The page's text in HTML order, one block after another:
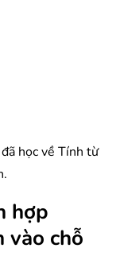
học về Tính từ
hợp
vào chỗ